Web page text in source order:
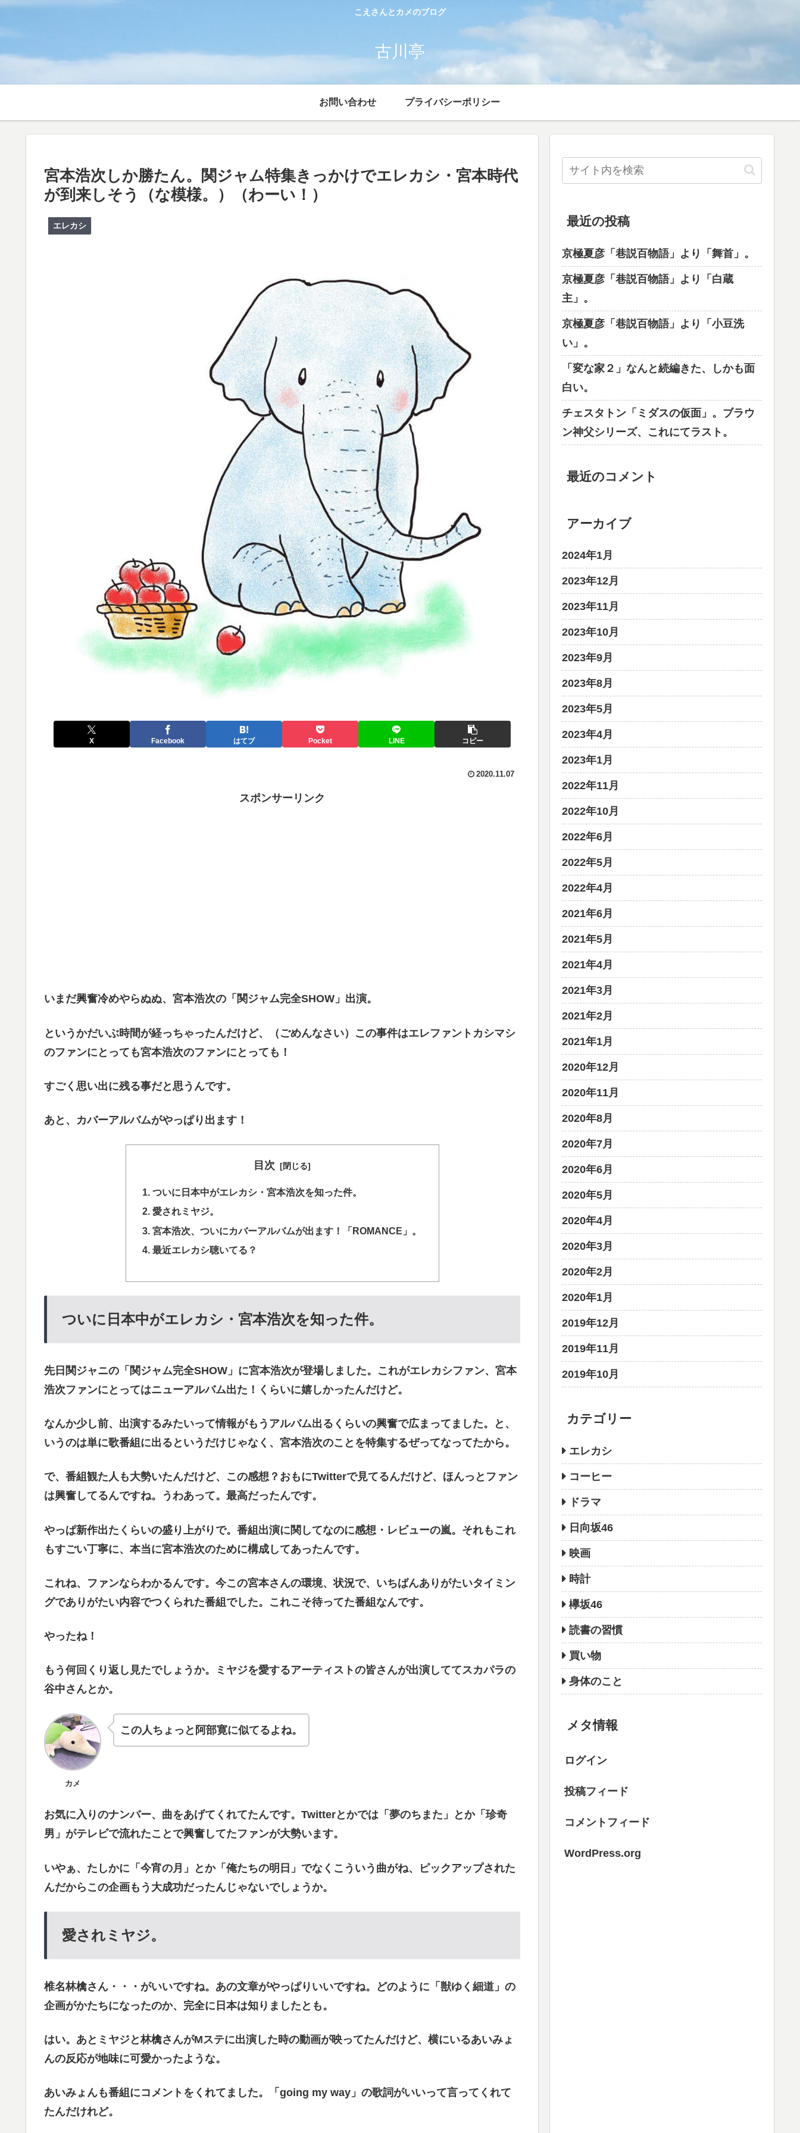
こえさんとカメのブログ
古川亭
お問い合わせ プライバシーポリシー
宮本浩次しか勝たん。関ジャム特集きっかけでエレカシ・宮本時代
が到来しそう（な模様。）（わーい！）
エレカシ
X Facebook はてブ Pocket LINE コピー
2020.11.07
スポンサーリンク
いまだ興奮冷めやらぬぬ、宮本浩次の「関ジャム完全SHOW」出演。
というかだいぶ時間が経っちゃったんだけど、（ごめんなさい）この事件はエレファントカシマシ
のファンにとっても宮本浩次のファンにとっても！
すごく思い出に残る事だと思うんです。
あと、カバーアルバムがやっぱり出ます！
目次
ついに日本中がエレカシ・宮本浩次を知った件。
愛されミヤジ。
宮本浩次、ついにカバーアルバムが出ます！「ROMANCE」。
最近エレカシ聴いてる？
ついに日本中がエレカシ・宮本浩次を知った件。
先日関ジャニの「関ジャム完全SHOW」に宮本浩次が登場しました。これがエレカシファン、宮本
浩次ファンにとってはニューアルバム出た！くらいに嬉しかったんだけど。
なんか少し前、出演するみたいって情報がもうアルバム出るくらいの興奮で広まってました。と、
いうのは単に歌番組に出るというだけじゃなく、宮本浩次のことを特集するぜってなってたから。
で、番組観た人も大勢いたんだけど、この感想？おもにTwitterで見てるんだけど、ほんっとファン
は興奮してるんですね。うわあって。最高だったんです。
やっぱ新作出たくらいの盛り上がりで。番組出演に関してなのに感想・レビューの嵐。それもこれ
もすごい丁寧に、本当に宮本浩次のために構成してあったんです。
これね、ファンならわかるんです。今この宮本さんの環境、状況で、いちばんありがたいタイミン
グでありがたい内容でつくられた番組でした。これこそ待ってた番組なんです。
やったね！
もう何回くり返し見たでしょうか。ミヤジを愛するアーティストの皆さんが出演しててスカパラの
谷中さんとか。
カメ
この人ちょっと阿部寛に似てるよね。
お気に入りのナンバー、曲をあげてくれてたんです。Twitterとかでは「夢のちまた」とか「珍奇
男」がテレビで流れたことで興奮してたファンが大勢います。
いやぁ、たしかに「今宵の月」とか「俺たちの明日」でなくこういう曲がね、ピックアップされた
んだからこの企画もう大成功だったんじゃないでしょうか。
愛されミヤジ。
椎名林檎さん・・・がいいですね。あの文章がやっぱりいいですね。どのように「獣ゆく細道」の
企画がかたちになったのか、完全に日本は知りましたとも。
はい。あとミヤジと林檎さんがMステに出演した時の動画が映ってたんだけど、横にいるあいみょ
んの反応が地味に可愛かったような。
あいみょんも番組にコメントをくれてました。「going my way」の歌詞がいいって言ってくれて
たんだけれど。
最近の投稿
京極夏彦「巷説百物語」より「舞首」。
京極夏彦「巷説百物語」より「白蔵
主」。
京極夏彦「巷説百物語」より「小豆洗
い」。
「変な家２」なんと続編きた、しかも面
白い。
チェスタトン「ミダスの仮面」。ブラウ
ン神父シリーズ、これにてラスト。
最近のコメント
アーカイブ
2024年1月
2023年12月
2023年11月
2023年10月
2023年9月
2023年8月
2023年5月
2023年4月
2023年1月
2022年11月
2022年10月
2022年6月
2022年5月
2022年4月
2021年6月
2021年5月
2021年4月
2021年3月
2021年2月
2021年1月
2020年12月
2020年11月
2020年8月
2020年7月
2020年6月
2020年5月
2020年4月
2020年3月
2020年2月
2020年1月
2019年12月
2019年11月
2019年10月
カテゴリー
エレカシ
コーヒー
ドラマ
日向坂46
映画
時計
欅坂46
読書の習慣
買い物
身体のこと
メタ情報
ログイン
投稿フィード
コメントフィード
WordPress.org